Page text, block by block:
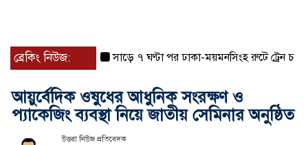
ব্রেকিং নিউজ: সাড়ে ৭ ঘণ্টা পর ঢাকা-ময়মনসিংহ রুটে ট্রেন চলাচল
আয়ুর্বেদিক ওষুধের আধুনিক সংরক্ষণ ও
প্যাকেজিং ব্যবস্থা নিয়ে জাতীয় সেমিনার অনুষ্ঠিত
উত্তরা নিউজ প্রতিবেদক